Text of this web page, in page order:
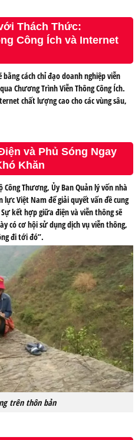
Thách Thức:
Công Ích và Internet
cách chỉ đạo doanh nghiệp viễn
Chương Trình Viễn Thông Công Ích.
chất lượng cao cho các vùng sâu,
và Phủ Sóng Ngay
Khăn
Công Thương, Ủy Ban Quản lý vốn nhà
Việt Nam để giải quyết vấn đề cung
kết hợp giữa điện và viễn thông sẽ
có cơ hội sử dụng dịch vụ viễn thông,
đi tới đó”.
trên thôn bản